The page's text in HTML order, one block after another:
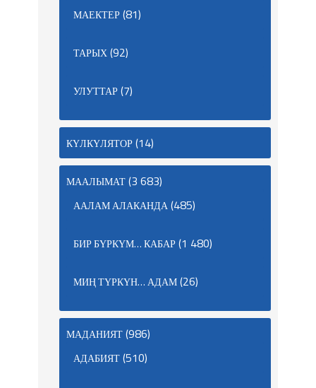
МАЕКТЕР(81)
ТАРЫХ(92)
УЛУТТАР(7)
КҮЛКҮЛЯТОР(14)
МААЛЫМАТ(3 683)
ААЛАМ АЛАКАНДА(485)
БИР БҮРКҮМ… КАБАР(1 480)
МИҢ ТҮРКҮН… АДАМ(26)
МАДАНИЯТ(986)
АДАБИЯТ(510)